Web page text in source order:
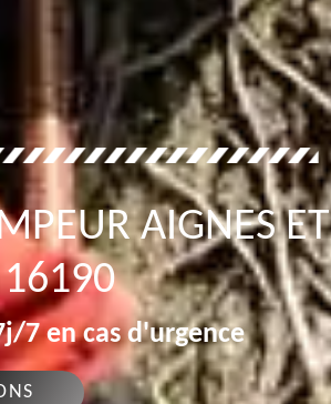
AIGNES ET
16190
7 en cas d'urgence